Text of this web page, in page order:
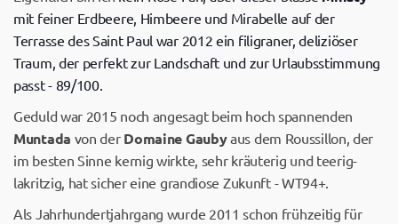
mit feiner Erdbeere, Himbeere und Mirabelle auf der
Terrasse des Saint Paul war 2012 ein filigraner, deliziöser
Traum, der perfekt zur Landschaft und zur Urlaubsstimmung
passt - 89/100.
Geduld war 2015 noch angesagt beim hoch spannenden
Muntada von der Domaine Gaubyaus dem Roussillon, der
im besten Sinne kernig wirkte, sehr kräuterig und teerig-
lakritzig, hat sicher eine grandiose Zukunft - WT94+.
Als Jahrhundertjahrgang wurde 2011 schon frühzeitig für